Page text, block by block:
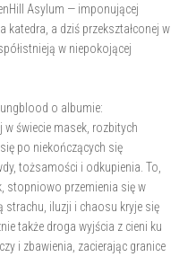
Asylum — imponującej
a dziś przekształconej w
w niepokojącej
o albumie:
świecie masek, rozbitych
po niekończących się
tożsamości i odkupienia. To,
stopniowo przemienia się w
strachu, iluzji i chaosu kryje się
także droga wyjścia z cieni ku
i zbawienia, zacierając granice